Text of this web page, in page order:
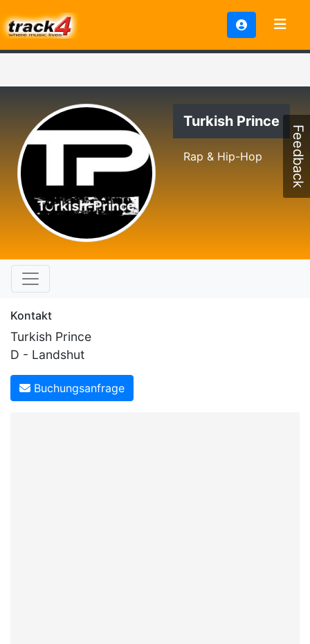
Turkish Prince
Rap & Hip-Hop
Kontakt
Turkish Prince
D - Landshut
Buchungsanfrage
Feedback